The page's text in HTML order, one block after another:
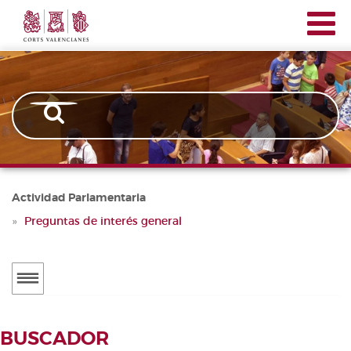
Pasar
contenido
principal
Corts
Valencianes
Actividad Parlamentaria
Preguntas de interés general
Menú
Noticias
BUSCADOR DE TRAMITACIONES
BUSCADOR